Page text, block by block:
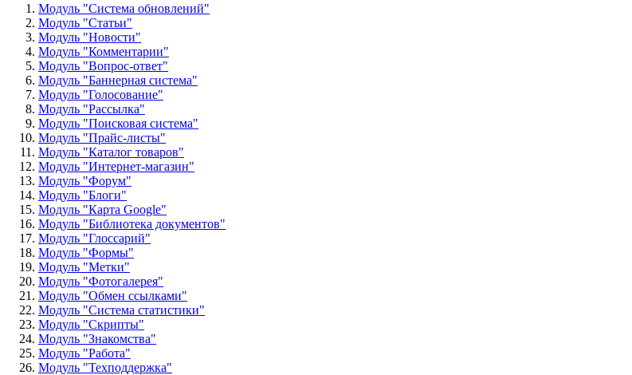
Модуль "Система обновлений"
Модуль "Статьи"
Модуль "Новости"
Модуль "Комментарии"
Модуль "Вопрос-ответ"
Модуль "Баннерная система"
Модуль "Голосование"
Модуль "Рассылка"
Модуль "Поисковая система"
Модуль "Прайс-листы"
Модуль "Каталог товаров"
Модуль "Интернет-магазин"
Модуль "Форум"
Модуль "Блоги"
Модуль "Карта Google"
Модуль "Библиотека документов"
Модуль "Глоссарий"
Модуль "Формы"
Модуль "Метки"
Модуль "Фотогалерея"
Модуль "Обмен ссылками"
Модуль "Система статистики"
Модуль "Скрипты"
Модуль "Знакомства"
Модуль "Работа"
Модуль "Техподдержка"